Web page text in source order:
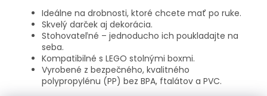
Ideálne na drobnosti, ktoré chcete mať po ruke.
Skvelý darček aj dekorácia.
Stohovateľné – jednoducho ich poukladajte na
seba.
Kompatibilné s LEGO stolnými boxmi.
Vyrobené z bezpečného, kvalitného
polypropylénu (PP) bez BPA, ftalátov a PVC.